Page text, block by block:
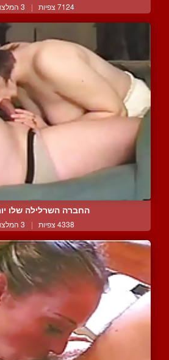
7124 צפיות | 3 המלצות
החברה השרלילה שלו
4338 צפיות | 3 המלצות